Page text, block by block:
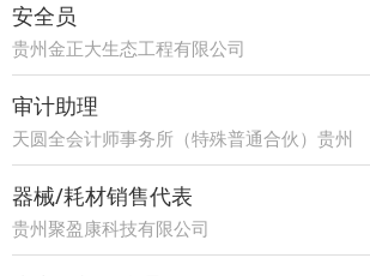
安全员
贵州金正大生态工程有限公司
审计助理
天圆全会计师事务所（特殊普通合伙）贵州
分所
器械/耗材销售代表
贵州聚盈康科技有限公司